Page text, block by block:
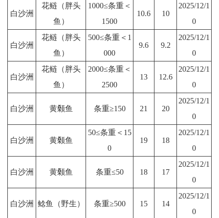
白沙洲
花鲢（胖头
鱼）
1000≤条重＜
1500
10.6 10
2025/12/1
0
白沙洲
花鲢（胖头
鱼）
500≤条重＜1
000
9.6 9.2
2025/12/1
0
白沙洲
花鲢（胖头
鱼）
2000≤条重＜
2500
13 12.6
2025/12/1
0
白沙洲 黄颡鱼 条重≥150 21 20
2025/12/1
0
白沙洲 黄颡鱼
50≤条重＜15
0
19 18
2025/12/1
0
白沙洲 黄颡鱼 条重≤50 18 17
2025/12/1
0
白沙洲 鲶鱼（野生） 条重≥500 15 14
2025/12/1
0